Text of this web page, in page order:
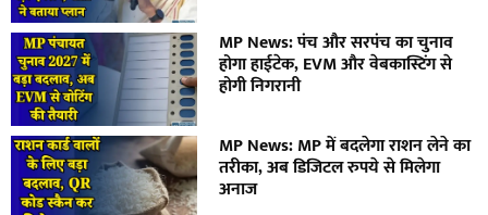
MP News: पंच और सरपंच का चुनाव
होगा हाईटेक, EVM और वेबकास्टिंग से
होगी निगरानी
MP News: MP में बदलेगा राशन लेने का
तरीका, अब डिजिटल रुपये से मिलेगा
अनाज